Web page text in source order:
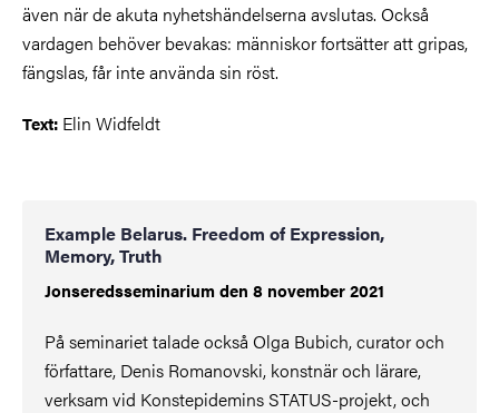
även när de akuta nyhetshändelserna avslutas. Också
vardagen behöver bevakas: människor fortsätter att gripas,
fängslas, får inte använda sin röst.
Text: Elin Widfeldt
Example Belarus. Freedom of Expression,
Memory, Truth
Jonseredsseminarium den 8 november 2021
På seminariet talade också Olga Bubich, curator och
författare, Denis Romanovski, konstnär och lärare,
verksam vid Konstepidemins STATUS-projekt, och